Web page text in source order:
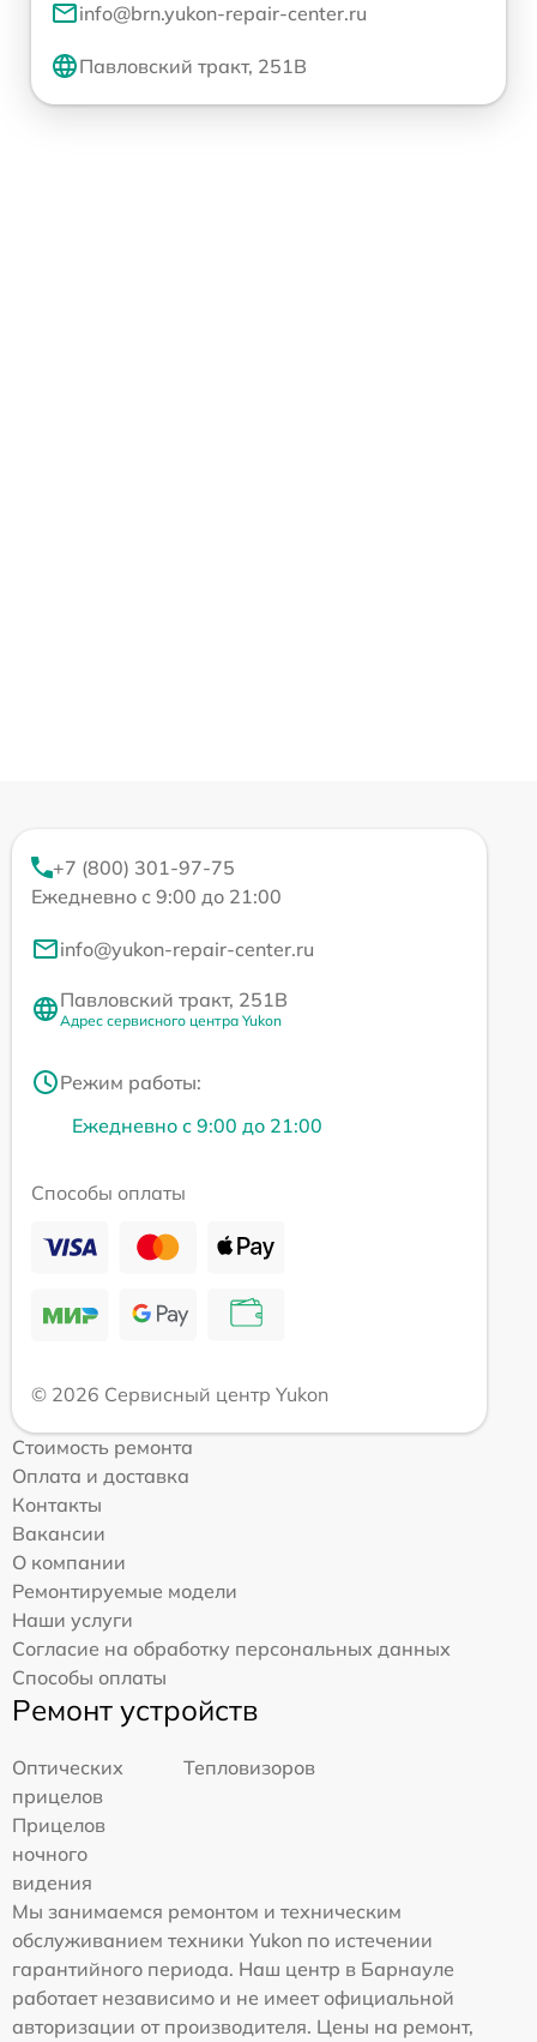
info@brn.yukon-repair-center.ru
Павловский тракт, 251В
+7 (800) 301-97-75
Ежедневно с 9:00 до 21:00
info@yukon-repair-center.ru
Павловский тракт, 251В
Адрес сервисного центра Yukon
Режим работы:
Ежедневно с 9:00 до 21:00
Способы оплаты
© 2026 Сервисный центр Yukon
Стоимость ремонта
Оплата и доставка
Контакты
Вакансии
О компании
Ремонтируемые модели
Наши услуги
Согласие на обработку персональных данных
Способы оплаты
Ремонт устройств
Оптических
прицелов
Тепловизоров
Прицелов
ночного
видения
Мы занимаемся ремонтом и техническим
обслуживанием техники Yukon по истечении
гарантийного периода. Наш центр в Барнауле
работает независимо и не имеет официальной
авторизации от производителя. Цены на ремонт,